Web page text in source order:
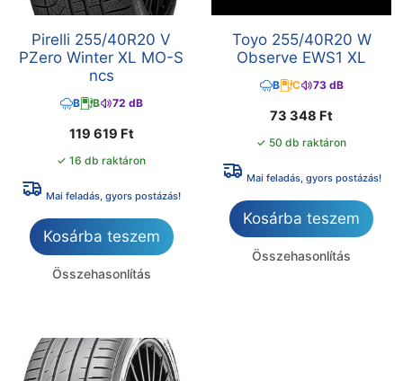
Pirelli 255/40R20 V
PZero Winter XL MO-S
ncs
B B 72 dB
119 619 Ft
✓ 16 db raktáron
Mai feladás, gyors postázás!
Kosárba teszem
Összehasonlítás
Toyo 255/40R20 W
Observe EWS1 XL
B C 73 dB
73 348 Ft
✓ 50 db raktáron
Mai feladás, gyors postázás!
Kosárba teszem
Összehasonlítás